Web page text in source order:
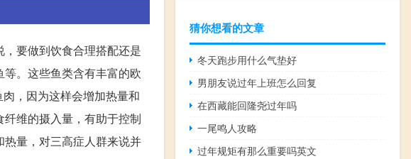
要做到饮食合理搭配还是
。这些鱼类含有丰富的欧
，因为这样会增加热量和
维的摄入量，有助于控制
量，对三高症人群来说并
猜你想看的文章
冬天跑步用什么气垫好
男朋友说过年上班怎么回复
在西藏能回隆尧过年吗
一尾鸣人攻略
过年规矩有那么重要吗英文